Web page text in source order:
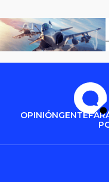
OPINIÓNGENTE